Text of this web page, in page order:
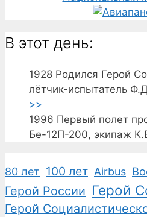
В этот день:
1928 Родился Герой
лётчик-испытатель
>>
1996 Первый полет
Бе-12П-200, экипаж
80 лет 100 лет Airbus
Герой России Герой
Герой